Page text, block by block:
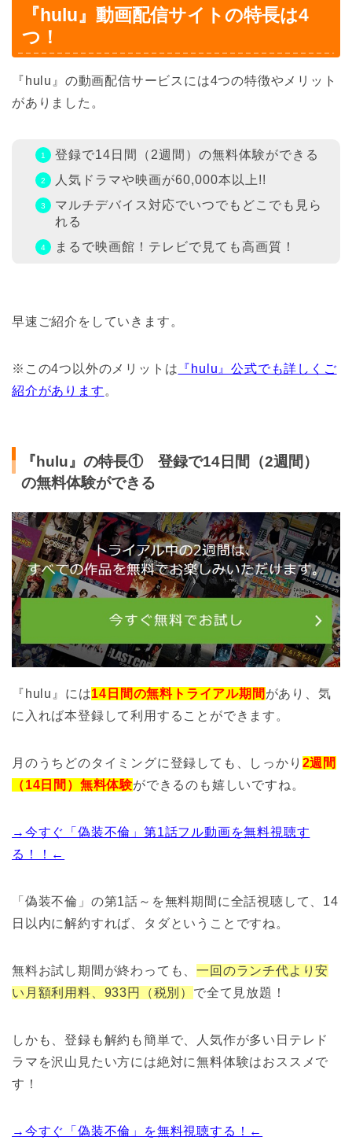
『hulu』動画配信サイトの特長は4
つ！
『hulu』の動画配信サービスには4つの特徴やメリット
がありました。
登録で14日間（2週間）の無料体験ができる
人気ドラマや映画が60,000本以上!!
マルチデバイス対応でいつでもどこでも見ら
れる
まるで映画館！テレビで見ても高画質！
早速ご紹介をしていきます。
※この4つ以外のメリットは 『hulu』公式でも詳しくご
紹介があります 。
『hulu』の特長① 登録で14日間（2週間）
の無料体験ができる
『hulu』には14日間の無料トライアル期間 があり、気
に入れば本登録して利用することができます。
月のうちどのタイミングに登録しても、しっかり 2週間
（14日間）無料体験ができるのも嬉しいですね。
→今すぐ「偽装不倫」第1話フル動画を無料視聴す
る！！←
「偽装不倫」の第1話～を無料期間に全話視聴して、14
日以内に解約すれば、タダということですね。
無料お試し期間が終わっても、一回のランチ代より安
い月額利用料、933円（税別） で全て見放題！
しかも、登録も解約も簡単で、人気作が多い日テレド
ラマを沢山見たい方には絶対に無料体験はおススメで
す！
→今すぐ「偽装不倫」を無料視聴する！←